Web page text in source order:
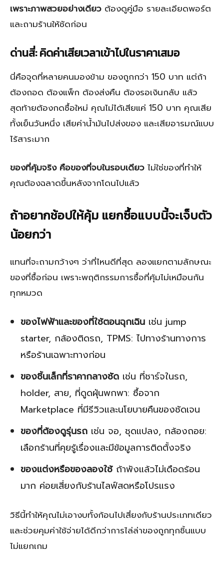
เพราะภาพสวยอย่างเดียว ต้องดูคู่มือ รายละเอียดพอร์ต
และถามร้านให้ชัดก่อน
ด่านสี่: คิดค่าเสียเวลาเข้าไปในราคาเสมอ
นี่คือจุดที่หลายคนมองข้าม ของถูกกว่า 150 บาท แต่ถ้า
ต้องถอด ต้องแพ็ก ต้องส่งคืน ต้องรอเงินกลับ แล้ว
สุดท้ายต้องกดซื้อใหม่ คุณไม่ได้เสียแค่ 150 บาท คุณเสีย
ทั้งเย็นวันหนึ่ง เสียค่าน้ำมันไปส่งของ และเสียอารมณ์แบบ
ไร้สาระมาก
ของที่คุ้มจริง คือของที่จบในรอบเดียว ไม่ใช่ของที่ทำให้
คุณต้องฉลาดขึ้นหลังจากโดนไปแล้ว
ถ้าอยากช้อปให้คุ้ม แยกซื้อแบบนี้จะเจ็บตัว
น้อยกว่า
แทนที่จะถามกว้างๆ ว่าที่ไหนดีที่สุด ลองแยกตามลักษณะ
ของที่ซื้อก่อน เพราะพฤติกรรมการซื้อที่คุ้มไม่เหมือนกัน
ทุกหมวด
ของไฟฟ้าและของที่ใช้ตอนฉุกเฉิน เช่น jump
starter, กล้องติดรถ, TPMS: ไปทางร้านทางการ
หรือร้านเฉพาะทางก่อน
ของชิ้นเล็กที่ราคากลางชัด เช่น ที่ชาร์จในรถ,
holder, สาย, ที่ดูดฝุ่นพกพา: ซื้อจาก
Marketplace ที่มีรีวิวและนโยบายคืนของชัดเจน
ของที่ต้องดูรุ่นรถ เช่น จอ, ชุดแปลง, กล้องถอย:
เลือกร้านที่คุยรู้เรื่องและมีข้อมูลการติดตั้งจริง
ของแต่งหรือของลองใช้ถ้าพังแล้วไม่เดือดร้อน
มาก ค่อยเสี่ยงกับร้านไลฟ์สดหรือโปรแรง
วิธีนี้ทำให้คุณไม่เอางบทั้งก้อนไปเสี่ยงกับร้านประเภทเดียว
และช่วยคุมค่าใช้จ่ายได้ดีกว่าการไล่ล่าของถูกทุกชิ้นแบบ
ไม่แยกเกม